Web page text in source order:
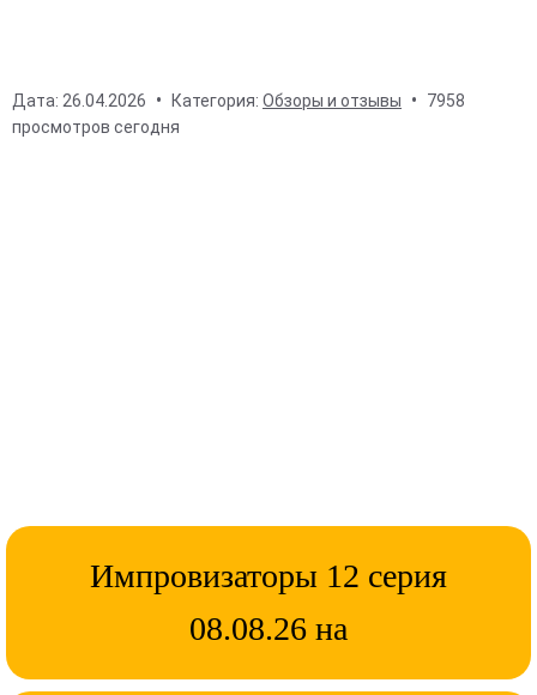
Дата: 26.04.2026 Категория: Обзоры и отзывы
7958
просмотров сегодня
Импровизаторы 12 серия
08.08.26 на